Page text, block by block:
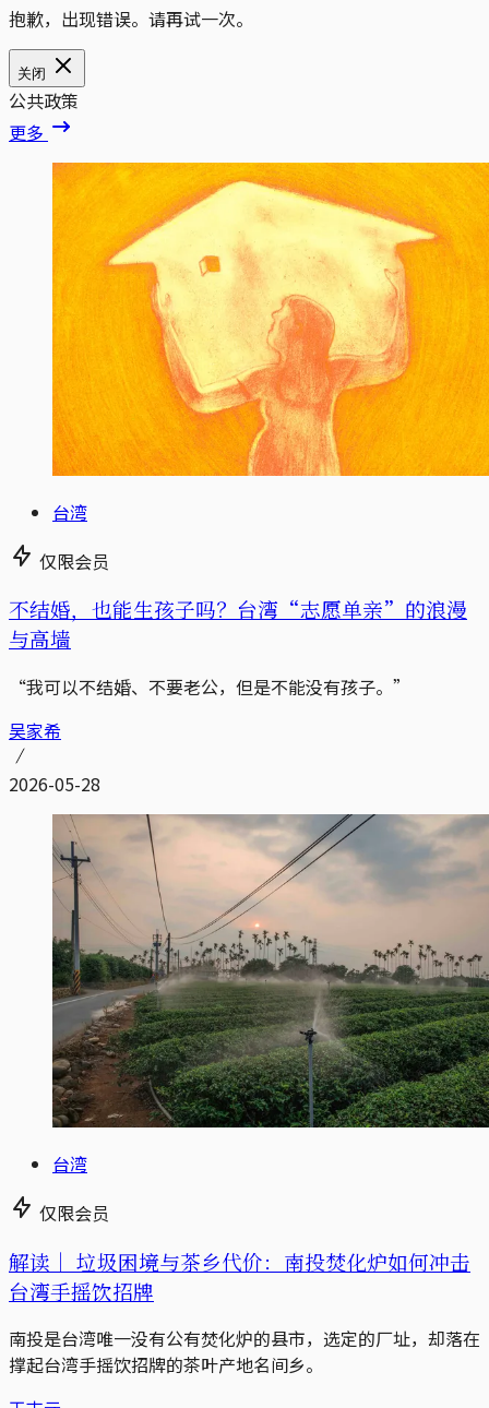
抱歉，出现错误。请再试一次。
关闭
公共政策
更多
台湾
仅限会员
不结婚，也能生孩子吗？台湾“志愿单亲”的浪漫
与高墙
“我可以不结婚、不要老公，但是不能没有孩子。”
吴家希
2026-05-28
台湾
仅限会员
解读｜ 垃圾困境与茶乡代价：南投焚化炉如何冲击
台湾手摇饮招牌
南投是台湾唯一没有公有焚化炉的县市，选定的厂址，却落在
撑起台湾手摇饮招牌的茶叶产地名间乡。